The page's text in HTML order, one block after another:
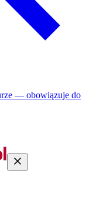
— obowiązuje do